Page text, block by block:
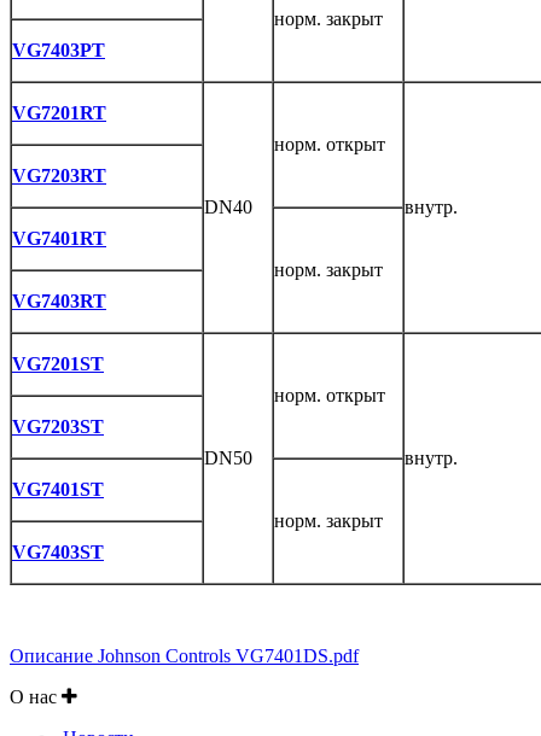
норм. закрыт
VG7403PT
VG7201RT
DN40
норм. открыт
внутр.
VG7203RT
VG7401RT
норм. закрыт
VG7403RT
VG7201ST
DN50
норм. открыт
внутр.
VG7203ST
VG7401ST
норм. закрыт
VG7403ST
Описание Johnson Controls VG7401DS.pdf
О нас